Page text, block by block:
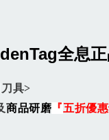
全息
具>
商品研磨 『五折優惠